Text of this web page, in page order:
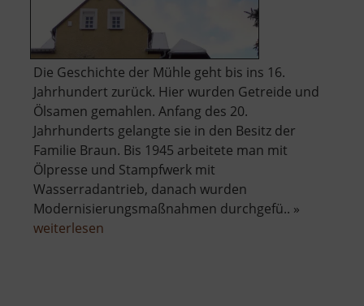
Die Geschichte der Mühle geht bis ins 16.
Jahrhundert zurück. Hier wurden Getreide und
Ölsamen gemahlen. Anfang des 20.
Jahrhunderts gelangte sie in den Besitz der
Familie Braun. Bis 1945 arbeitete man mit
Ölpresse und Stampfwerk mit
Wasserradantrieb, danach wurden
Modernisierungsmaßnahmen durchgefü.. »
weiterlesen